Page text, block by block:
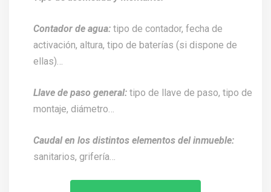
Contador de agua: tipo de contador, fecha de
activación, altura, tipo de baterías (si dispone de
ellas)…
Llave de paso general: tipo de llave de paso, tipo de
montaje, diámetro…
Caudal en los distintos elementos del inmueble:
sanitarios, grifería…